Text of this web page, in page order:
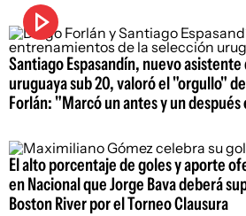
Santiago Espasandín, nuevo
uruguaya sub 20, valoró el "orgullo"
Forlán: "Marcó un antes y un
El alto porcentaje de goles y aporte
en Nacional que Jorge Bava deberá
Boston River por el Torneo Clausura